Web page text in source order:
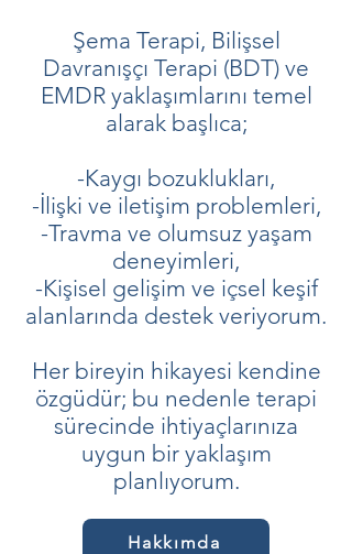
Şema Terapi, Bilişsel
Davranışçı Terapi (BDT) ve
EMDR yaklaşımlarını temel
alarak başlıca;
-Kaygı bozuklukları,
-İlişki ve iletişim problemleri,
-Travma ve olumsuz yaşam
deneyimleri,
-Kişisel gelişim ve içsel keşif
alanlarında destek veriyorum.
Her bireyin hikayesi kendine
özgüdür; bu nedenle terapi
sürecinde ihtiyaçlarınıza
uygun bir yaklaşım
planlıyorum.
Hakkımda